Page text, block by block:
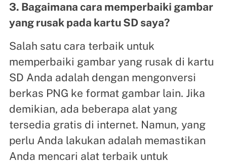
3. Bagaimana cara memperbaiki gambar
yang rusak pada kartu SD saya?
Salah satu cara terbaik untuk
memperbaiki gambar yang rusak di kartu
SD Anda adalah dengan mengonversi
berkas PNG ke format gambar lain. Jika
demikian, ada beberapa alat yang
tersedia gratis di internet. Namun, yang
perlu Anda lakukan adalah memastikan
Anda mencari alat terbaik untuk